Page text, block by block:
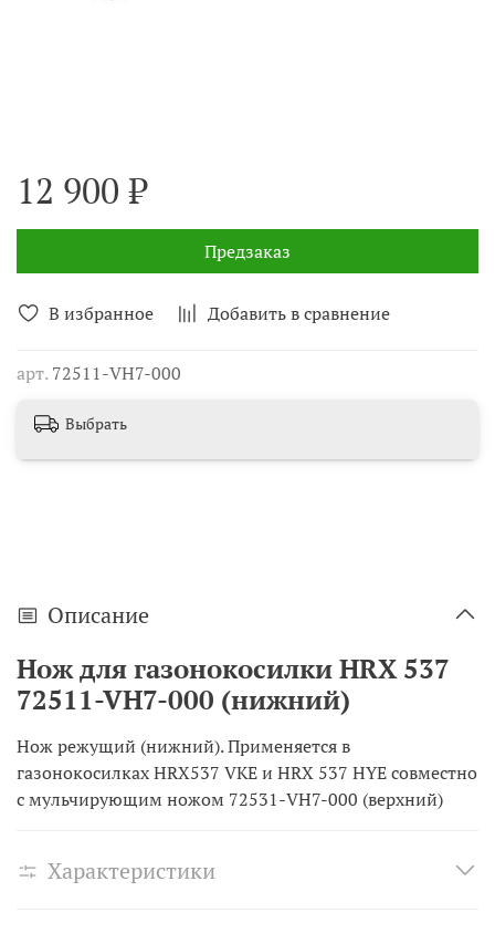
В избранное Добавить в сравнение
арт. 72511-VH7-000
12 900 ₽
Предзаказ
Выбрать
Описание
Нож для газонокосилки HRX 537
72511-VH7-000 (нижний)
Нож режущий (нижний). Применяется в
газонокосилках HRX537 VKE и HRX 537 HYE совместно
с мульчирующим ножом 72531-VH7-000 (верхний)
Характеристики